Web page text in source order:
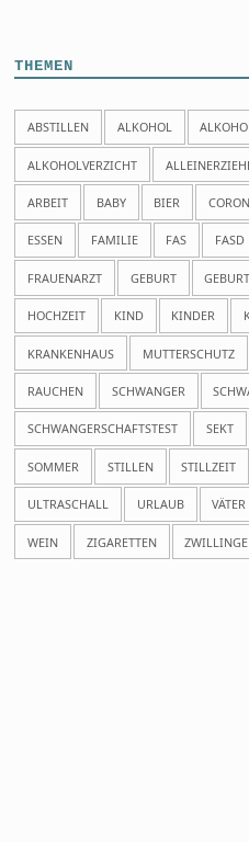
THEMEN
ABSTILLEN ALKOHOL
ALKOHOLVERZICHT
ARBEIT BABY BIER
ESSEN FAMILIE FAS FASD
FRAUENARZT GEBURT
HOCHZEIT KIND KINDER
KRANKENHAUS MUTTERSCHUTZ
RAUCHEN SCHWANGER
SCHWANGERSCHAFTSTEST SEKT
SOMMER STILLEN STILLZEIT
ULTRASCHALL URLAUB VÄTER
WEIN ZIGARETTEN ZWILLINGE